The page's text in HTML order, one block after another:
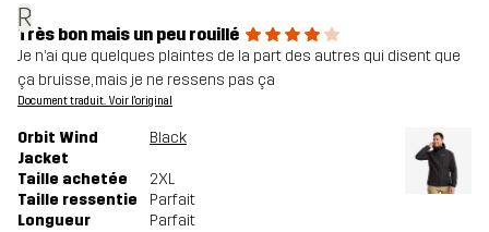
R
Très bon mais un peu rouillé
Je n’ai que quelques plaintes de la part des autres qui disent que
ça bruisse, mais je ne ressens pas ça
Document traduit. Voir l'original
Orbit Wind
Jacket
Black
Taille achetée
2XL
Taille ressentie
Parfait
Longueur
Parfait